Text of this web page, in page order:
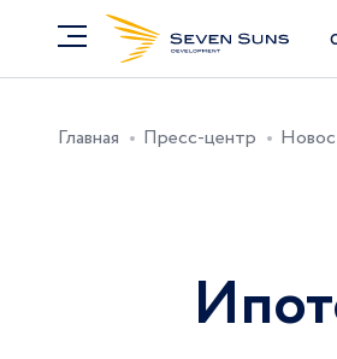
Главная Пресс-центр